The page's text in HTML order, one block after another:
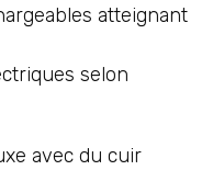
atteignant
selon
avec du cuir